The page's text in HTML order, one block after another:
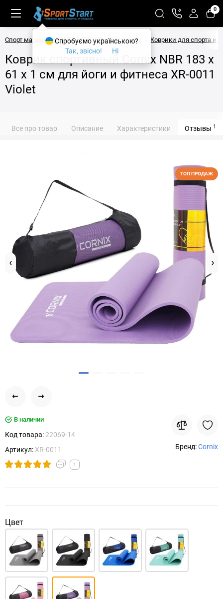
0
Спорт магазин SPORTSTART Фитнес и йога Коврики для спорта и
Коврик спортивный Cornix NBR 183 x
61 x 1 cм для йоги и фитнеса XR-0011
Violet
Все про товар Описание Характеристики Отзывы 1
ТОП ПРОДАЖ
В наличии
Код товара: 22069-14
Артикул: XR-0011
1
Бренд:Cornix
Цвет
Спробуємо українською?
Так, звісно!
Ні